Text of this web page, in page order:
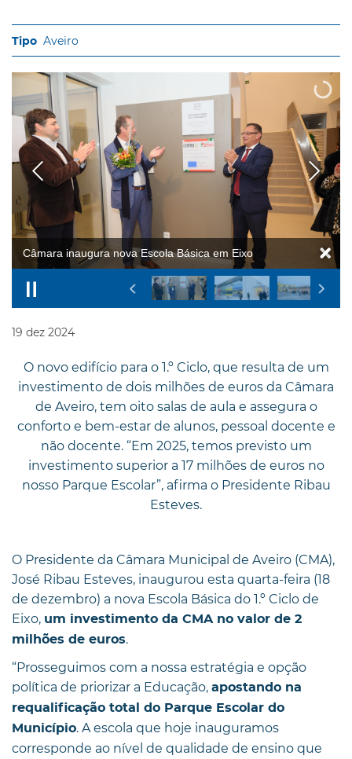
Aveiro
Câmara inaugura nova Escola Básica em Eixo
19 dez 2024
O novo edifício para o 1.º Ciclo, que resulta de um
investimento de dois milhões de euros da Câmara
de Aveiro, tem oito salas de aula e assegura o
conforto e bem-estar de alunos, pessoal docente e
não docente. “Em 2025, temos previsto um
investimento superior a 17 milhões de euros no
nosso Parque Escolar”, afirma o Presidente Ribau
Esteves.
O Presidente da Câmara Municipal de Aveiro (CMA),
José Ribau Esteves, inaugurou esta quarta-feira (18
de dezembro) a nova Escola Básica do 1.º Ciclo de
Eixo, um investimento da CMA no valor de 2
milhões de euros.
“Prosseguimos com a nossa estratégia e opção
política de priorizar a Educação, apostando na
requalificação total do Parque Escolar do
Município. A escola que hoje inauguramos
corresponde ao nível de qualidade de ensino que